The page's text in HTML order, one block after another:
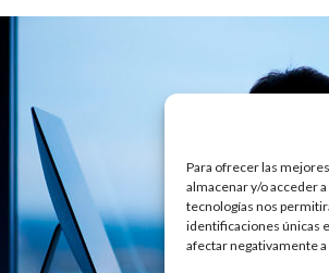
Para ofrecer las
almacenar y/o acceder
tecnologías nos
identificaciones únicas
afectar negativamente